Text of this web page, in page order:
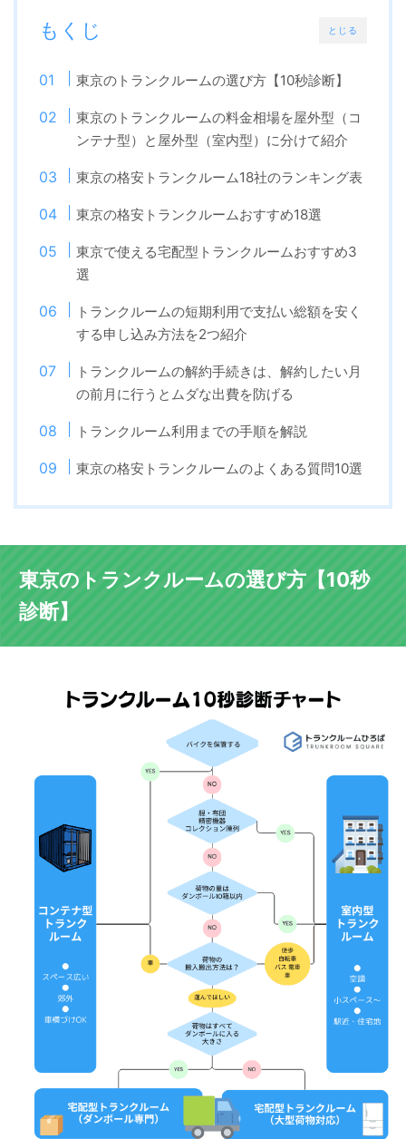
とじる
もくじ
東京のトランクルームの選び方【10秒診断】
東京のトランクルームの料金相場を屋外型（コ
ンテナ型）と屋外型（室内型）に分けて紹介
東京の格安トランクルーム18社のランキング表
東京の格安トランクルームおすすめ18選
東京で使える宅配型トランクルームおすすめ3
選
トランクルームの短期利用で支払い総額を安く
する申し込み方法を2つ紹介
トランクルームの解約手続きは、解約したい月
の前月に行うとムダな出費を防げる
トランクルーム利用までの手順を解説
東京の格安トランクルームのよくある質問10選
東京のトランクルームの選び方【10秒
診断】